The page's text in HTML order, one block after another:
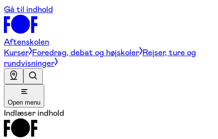
Gå til indhold
Aftenskolen
Kurser Foredrag, debat og højskoler Rejser, ture og
rundvisninger
Open menu
Indlæser indhold